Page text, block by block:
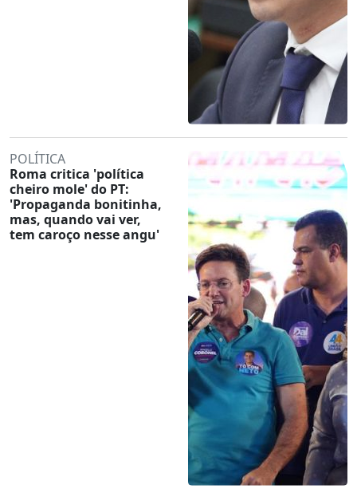
POLÍTICA
Roma critica 'política
cheiro mole' do PT:
'Propaganda bonitinha,
mas, quando vai ver,
tem caroço nesse angu'